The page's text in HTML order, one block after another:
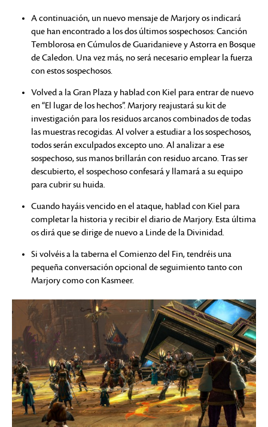
A continuación, un nuevo mensaje de Marjory os indicará
que han encontrado a los dos últimos sospechosos: Canción
Temblorosa en Cúmulos de Guaridanieve y Astorra en Bosque
de Caledon. Una vez más, no será necesario emplear la fuerza
con estos sospechosos.
Volved a la Gran Plaza y hablad con Kiel para entrar de nuevo
en “El lugar de los hechos”. Marjory reajustará su kit de
investigación para los residuos arcanos combinados de todas
las muestras recogidas. Al volver a estudiar a los sospechosos,
todos serán exculpados excepto uno. Al analizar a ese
sospechoso, sus manos brillarán con residuo arcano. Tras ser
descubierto, el sospechoso confesará y llamará a su equipo
para cubrir su huida.
Cuando hayáis vencido en el ataque, hablad con Kiel para
completar la historia y recibir el diario de Marjory. Esta última
os dirá que se dirige de nuevo a Linde de la Divinidad.
Si volvéis a la taberna el Comienzo del Fin, tendréis una
pequeña conversación opcional de seguimiento tanto con
Marjory como con Kasmeer.